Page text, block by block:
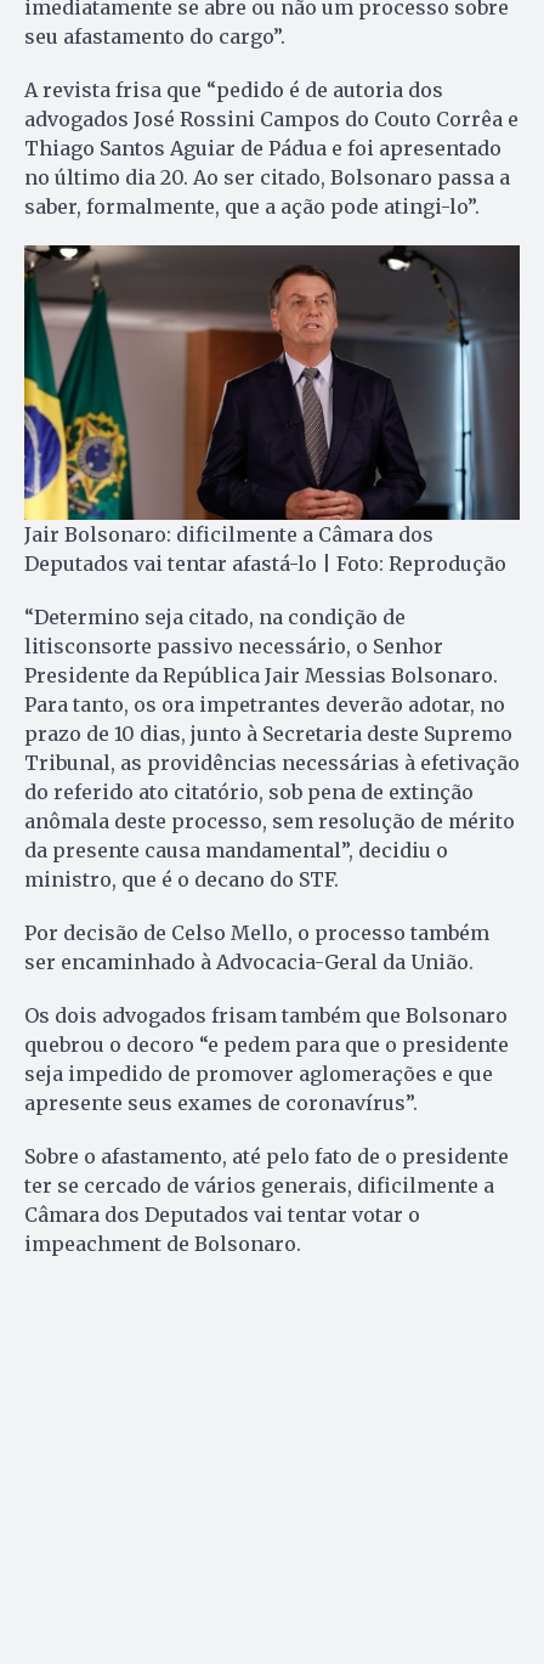
imediatamente se abre ou não um processo sobre
seu afastamento do cargo”.
A revista frisa que “pedido é de autoria dos
advogados José Rossini Campos do Couto Corrêa e
Thiago Santos Aguiar de Pádua e foi apresentado
no último dia 20. Ao ser citado, Bolsonaro passa a
saber, formalmente, que a ação pode atingi-lo”.
Jair Bolsonaro: dificilmente a Câmara dos
Deputados vai tentar afastá-lo | Foto: Reprodução
“Determino seja citado, na condição de
litisconsorte passivo necessário, o Senhor
Presidente da República Jair Messias Bolsonaro.
Para tanto, os ora impetrantes deverão adotar, no
prazo de 10 dias, junto à Secretaria deste Supremo
Tribunal, as providências necessárias à efetivação
do referido ato citatório, sob pena de extinção
anômala deste processo, sem resolução de mérito
da presente causa mandamental”, decidiu o
ministro, que é o decano do STF.
Por decisão de Celso Mello, o processo também
ser encaminhado à Advocacia-Geral da União.
Os dois advogados frisam também que Bolsonaro
quebrou o decoro “e pedem para que o presidente
seja impedido de promover aglomerações e que
apresente seus exames de coronavírus”.
Sobre o afastamento, até pelo fato de o presidente
ter se cercado de vários generais, dificilmente a
Câmara dos Deputados vai tentar votar o
impeachment de Bolsonaro.